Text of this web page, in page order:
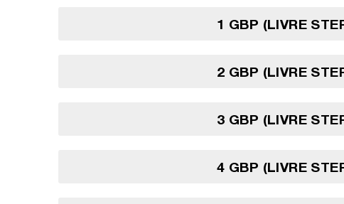
1 GBP (LIVRE
2 GBP (LIVRE
3 GBP (LIVRE
4 GBP (LIVRE